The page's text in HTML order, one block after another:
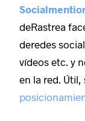
deRastrea
deredes
vídeos etc. y
en la red.